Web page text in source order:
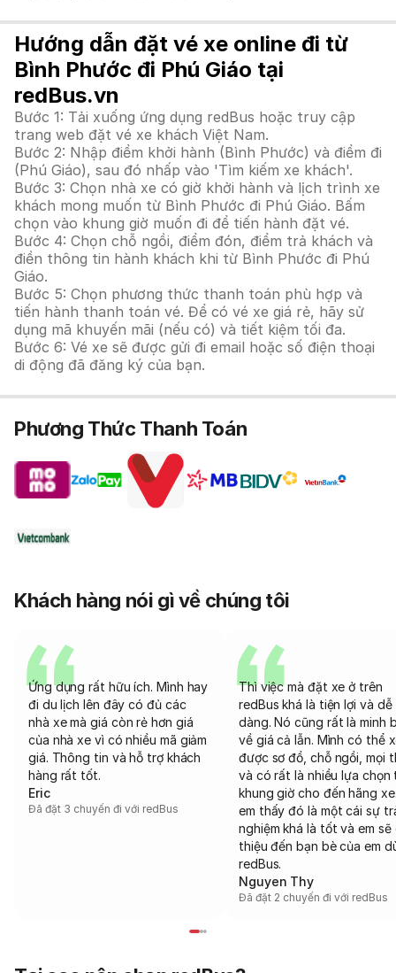
Hướng dẫn đặt vé xe online đi từ
Bình Phước đi Phú Giáo tại
redBus.vn
Bước 1: Tải xuống ứng dụng redBus hoặc truy cập
trang web đặt vé xe khách Việt Nam.
Bước 2: Nhập điểm khởi hành (Bình Phước) và điểm đi
(Phú Giáo), sau đó nhấp vào 'Tìm kiếm xe khách'.
Bước 3: Chọn nhà xe có giờ khởi hành và lịch trình xe
khách mong muốn từ Bình Phước đi Phú Giáo. Bấm
chọn vào khung giờ muốn đi để tiến hành đặt vé.
Bước 4: Chọn chỗ ngồi, điểm đón, điểm trả khách và
điền thông tin hành khách khi từ Bình Phước đi Phú
Giáo.
Bước 5: Chọn phương thức thanh toán phù hợp và
tiến hành thanh toán vé. Để có vé xe giá rẻ, hãy sử
dụng mã khuyến mãi (nếu có) và tiết kiệm tối đa.
Bước 6: Vé xe sẽ được gửi đi email hoặc số điện thoại
di động đã đăng ký của bạn.
Phương Thức Thanh Toán
Khách hàng nói gì về chúng tôi
Ứng dụng rất hữu ích. Mình hay
đi du lịch lên đây có đủ các
nhà xe mà giá còn rẻ hơn giá
của nhà xe vì có nhiều mã giảm
giá. Thông tin và hỗ trợ khách
hàng rất tốt.
Eric
Đã đặt 3 chuyến đi với redBus
Thì việc mà đặt xe ở trên
redBus khá là tiện lợi và dễ
dàng. Nó cũng rất là minh
về giá cả lẫn. Mình có thể
được sơ đồ, chỗ ngồi, mọi
và có rất là nhiều lựa chọn
khung giờ cho đến hãng
em thấy đó là một cái sự
nghiệm khá là tốt và em sẽ
thiệu đến bạn bè của em
redBus.
Nguyen Thy
Đã đặt 2 chuyến đi với redBus